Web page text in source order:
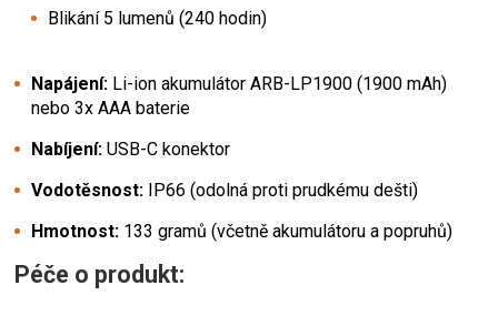
Blikání 5 lumenů (240 hodin)
Napájení: Li-ion akumulátor ARB-LP1900 (1900 mAh)
nebo 3x AAA baterie
Nabíjení: USB-C konektor
Vodotěsnost: IP66 (odolná proti prudkému dešti)
Hmotnost: 133 gramů (včetně akumulátoru a popruhů)
Péče o produkt: